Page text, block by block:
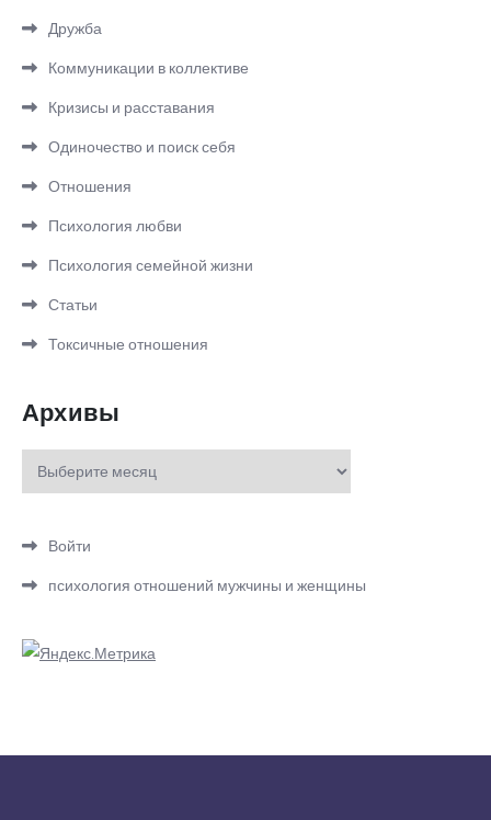
Дружба
Коммуникации в коллективе
Кризисы и расставания
Одиночество и поиск себя
Отношения
Психология любви
Психология семейной жизни
Статьи
Токсичные отношения
Архивы
Архивы
Войти
психология отношений мужчины и женщины